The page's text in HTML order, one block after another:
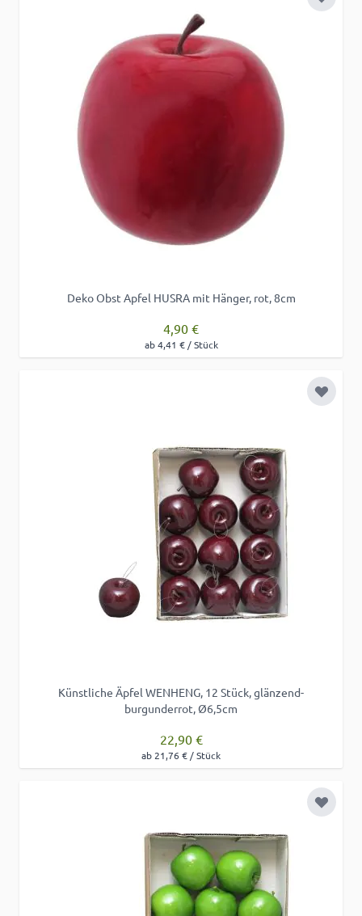
Zur
Deko Obst Apfel HUSRA mit Hänger, rot, 8cm
4,90 €
ab 4,41 € / Stück
Zur
Künstliche Äpfel WENHENG, 12 Stück, glänzend-
burgunderrot, Ø6,5cm
22,90 €
ab 21,76 € / Stück
Zur